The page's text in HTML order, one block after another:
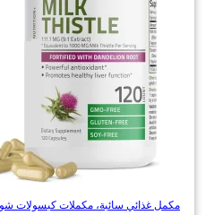
مكمل غذائي سائبة، مكملات كبسولات